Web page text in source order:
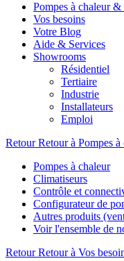
Pompes à chaleur
Vos besoins
Votre Blog
Aide & Services
Showrooms
Résidentiel
Tertiaire
Industrie
Installateurs
Emploi
Retour Retour à Pompes
Pompes à chaleur
Climatiseurs
Contrôle et
Configurateur de
Autres produits
Voir l'ensemble de
Retour Retour à Vos